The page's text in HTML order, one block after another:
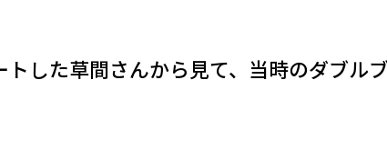
した草間さんから見て、当時のダブル